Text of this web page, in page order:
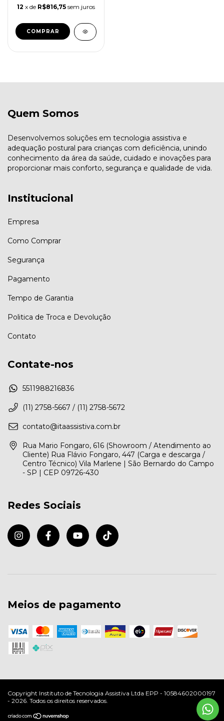
12 x de R$816,75 sem juros
COMPRAR
Quem Somos
Desenvolvemos soluções em tecnologia assistiva e
adequação postural para crianças com deficiência, unindo
conhecimento da área da saúde, cuidado e inovações para
proporcionar mais conforto, segurança e qualidade de vida.
Institucional
Empresa
Como Comprar
Segurança
Pagamento
Tempo de Garantia
Politica de Troca e Devolução
Contato
Contate-nos
5511988216836
(11) 2758-5667 / (11) 2758-5672
contato@itaassistiva.com.br
Rua Mario Fongaro, 616 (Showroom / Atendimento ao
Cliente) Rua Flávio Fongaro, 447 (Carga e descarga /
Centro Técnico) Vila Marlene | São Bernardo do Campo
- SP | CEP 09726-430
Redes Sociais
Meios de pagamento
Copyright Instituto de Tecnologia Assistiva Ltda EPP - 10584602000197
- 2026. Todos os direitos reservados.